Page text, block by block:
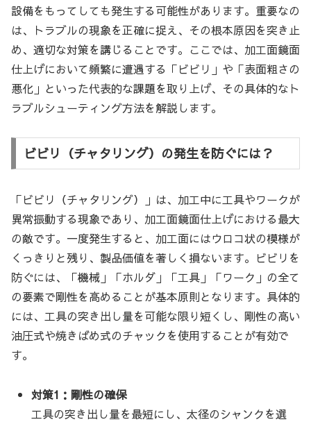
設備をもってしても発生する可能性があります。重要なの
は、トラブルの現象を正確に捉え、その根本原因を突き止
め、適切な対策を講じることです。ここでは、加工面鏡面
仕上げにおいて頻繁に遭遇する「ビビリ」や「表面粗さの
悪化」といった代表的な課題を取り上げ、その具体的なト
ラブルシューティング方法を解説します。
ビビリ（チャタリング）の発生を防ぐには？
「ビビリ（チャタリング）」は、加工中に工具やワークが
異常振動する現象であり、加工面鏡面仕上げにおける最大
の敵です。一度発生すると、加工面にはウロコ状の模様が
くっきりと残り、製品価値を著しく損ないます。ビビリを
防ぐには、「機械」「ホルダ」「工具」「ワーク」の全て
の要素で剛性を高めることが基本原則となります。具体的
には、工具の突き出し量を可能な限り短くし、剛性の高い
油圧式や焼きばめ式のチャックを使用することが有効で
す。
対策1：剛性の確保
工具の突き出し量を最短にし、太径のシャンクを選